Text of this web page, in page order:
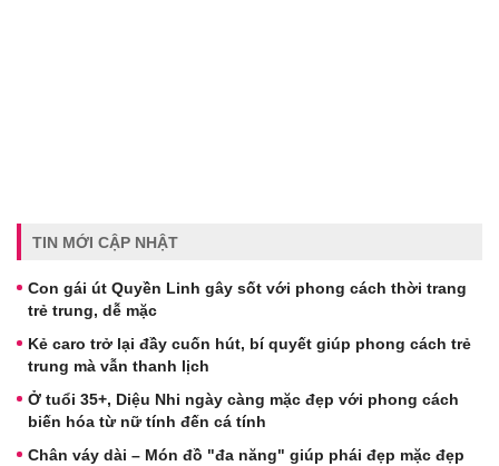
TIN MỚI CẬP NHẬT
Con gái út Quyền Linh gây sốt với phong cách thời trang
trẻ trung, dễ mặc
Kẻ caro trở lại đầy cuốn hút, bí quyết giúp phong cách trẻ
trung mà vẫn thanh lịch
Ở tuổi 35+, Diệu Nhi ngày càng mặc đẹp với phong cách
biến hóa từ nữ tính đến cá tính
Chân váy dài – Món đồ "đa năng" giúp phái đẹp mặc đẹp